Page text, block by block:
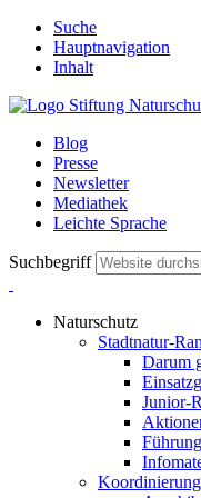
Suche
Hauptnavigation
Inhalt
Blog
Presse
Newsletter
Mediathek
Leichte Sprache
Suchbegriff
Naturschutz
Stadtnatur-
Darum
Junior-